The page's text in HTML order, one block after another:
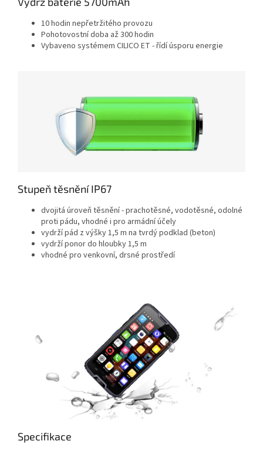
10 hodin nepřetržitého provozu
Pohotovostní doba až 300 hodin
Vybaveno systémem CILICO ET - řídí úsporu energie
Stupeň těsnění IP67
dvojitá úroveň těsnění - prachotěsné, vodotěsné, odolné
proti pádu, vhodné i pro armádní účely
vydrží pád z výšky 1,5 m na tvrdý podklad (beton)
vydrží ponor do hloubky 1,5 m
vhodné pro venkovní, drsné prostředí
Specifikace